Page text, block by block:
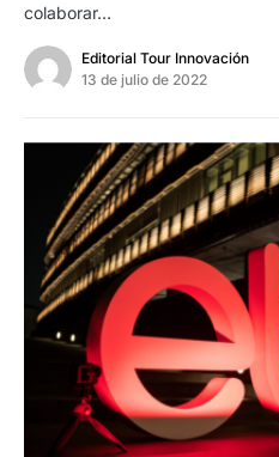
colaborar…
Editorial Tour Innovación
13 de julio de 2022